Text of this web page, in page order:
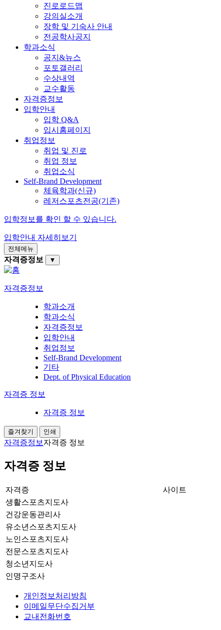
진로로드맵
강의실소개
장학 및 기숙사 안내
전공학사공지
학과소식
공지&뉴스
포토갤러리
수상내역
교수활동
자격증정보
입학안내
입학 Q&A
입시홈페이지
취업정보
취업 및 진로
취업 정보
취업소식
Self-Brand Development
체육학과(신규)
레저스포츠전공(기존)
입학정보를 확인 할 수 있습니다.
입학안내 자세히보기
전체메뉴
자격증정보 ▼
자격증정보
학과소개
학과소식
자격증정보
입학안내
취업정보
Self-Brand Development
기타
Dept. of Physical Education
자격증 정보
자격증 정보
즐겨찾기 인쇄
자격증정보 자격증 정보
자격증 정보
자격증
사이트
생활스포츠지도사
건강운동관리사
유소년스포츠지도사
노인스포츠지도사
전문스포츠지도사
청소년지도사
인명구조사
개인정보처리방침
이메일무단수집거부
교내전화번호